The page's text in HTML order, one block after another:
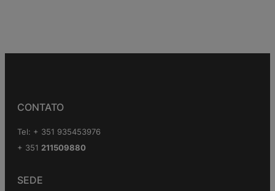
CONTATO
Tel: + 351 935453976
+ 351 211509880
SEDE